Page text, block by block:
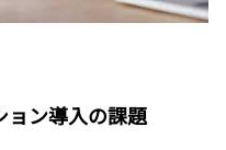
ョン導入の課題